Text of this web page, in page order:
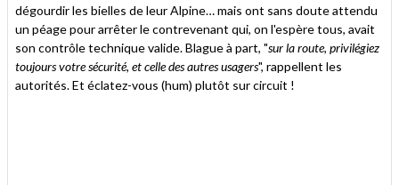
dégourdir les bielles de leur Alpine… mais ont sans doute attendu
un péage pour arrêter le contrevenant qui, on l'espère tous, avait
son contrôle technique valide. Blague à part, "sur la route, privilégiez
toujours votre sécurité, et celle des autres usagers", rappellent les
autorités. Et éclatez-vous (hum) plutôt sur circuit !